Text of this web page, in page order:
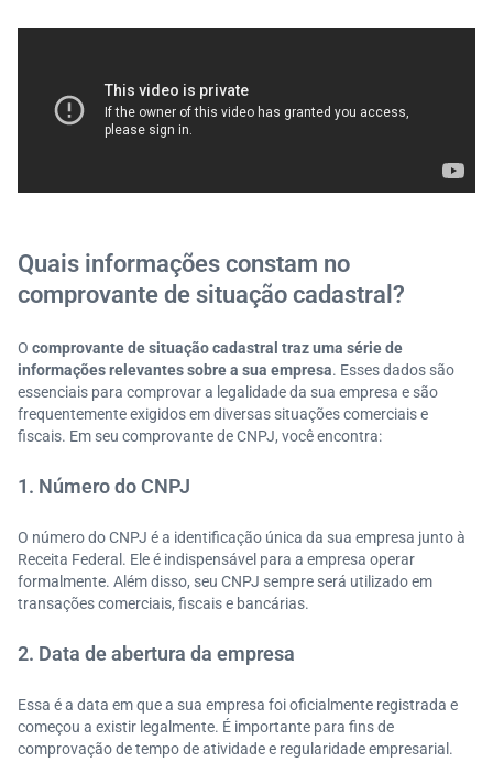
Quais informações constam no
comprovante de situação cadastral?
O comprovante de situação cadastral traz uma série de
informações relevantes sobre a sua empresa. Esses dados são
essenciais para comprovar a legalidade da sua empresa e são
frequentemente exigidos em diversas situações comerciais e
fiscais. Em seu comprovante de CNPJ, você encontra:
1. Número do CNPJ
O número do CNPJ é a identificação única da sua empresa junto à
Receita Federal. Ele é indispensável para a empresa operar
formalmente. Além disso, seu CNPJ sempre será utilizado em
transações comerciais, fiscais e bancárias.
2. Data de abertura da empresa
Essa é a data em que a sua empresa foi oficialmente registrada e
começou a existir legalmente. É importante para fins de
comprovação de tempo de atividade e regularidade empresarial.